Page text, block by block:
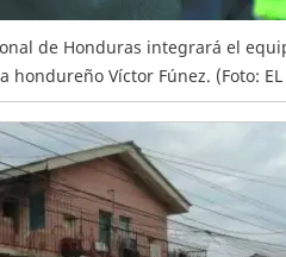
de Honduras integrará el
Víctor Fúnez. (Foto: EL